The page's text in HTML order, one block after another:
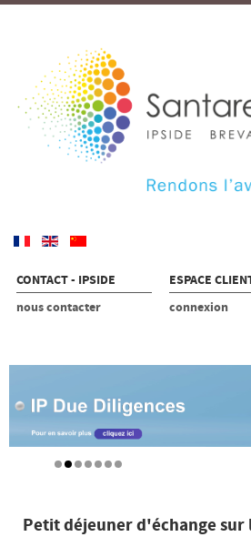
CONTACT - IPSIDE
nous contacter
ESPACE
connexion
Petit déjeuner d'échange sur